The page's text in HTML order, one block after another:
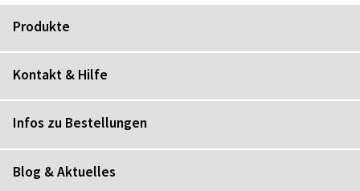
Produkte
Kontakt & Hilfe
Infos zu Bestellungen
Blog & Aktuelles